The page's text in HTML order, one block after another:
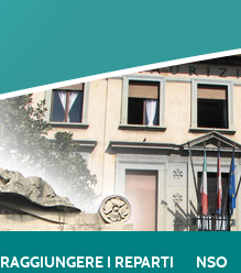
RAGGIUNGERE I REPARTI NSO